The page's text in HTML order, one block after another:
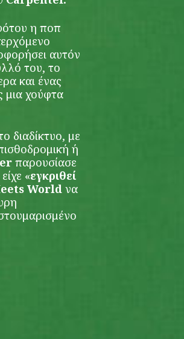
η ποπ
αυτόν
του, το
και ένας
μια χούφτα
διαδίκτυο, με
ή
παρουσίασε
«εγκριθεί
World να